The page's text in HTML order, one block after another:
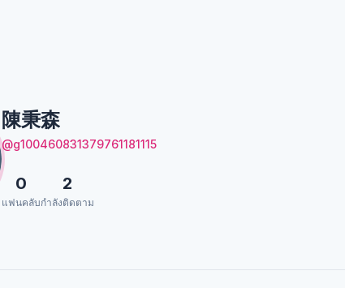
陳秉森
@g100460831379761181115
0
แฟนคลับ
2
กำลังติดตาม